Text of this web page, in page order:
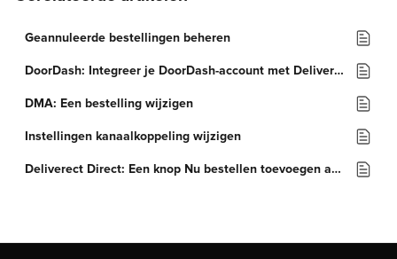
Geannuleerde bestellingen beheren
DoorDash: Integreer je DoorDash-account met Deliverect
DMA: Een bestelling wijzigen
Instellingen kanaalkoppeling wijzigen
Deliverect Direct: Een knop Nu bestellen toevoegen aan een Facebookpagina